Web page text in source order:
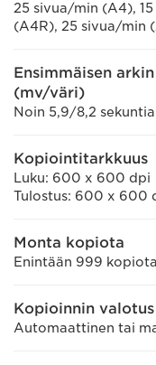
25 sivua/min (A4),
(A4R), 25 sivua/min
Ensimmäisen
(mv/väri)
Noin 5,9/8,2
Kopiointitarkkuus
Luku: 600 x 600 dpi
Tulostus: 600 x 600
Monta kopiota
Enintään 999 kopiota
Kopioinnin valotus
Automaattinen tai